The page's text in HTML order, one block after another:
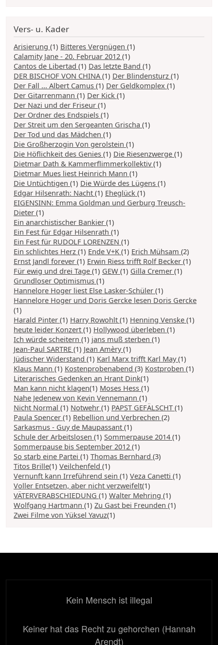
Vers- u. Kader
Arisierung (1) Bitteres Vergnügen (1)
Calamity Jane - 20. Februar 2012 (1)
Cantos de Libertad (1) Das letzte Band (1)
DER BISCHOF VON CHINA (1) Der Blindensturz (1)
Der Fall ... Albert Camus (1) Der Geldkomplex (1)
Der Gitarrenmann (1) Der Kick (1)
Der Nazi und der Friseur (1)
Der Ordner des Endspiels (1)
Der Streit um den Sergeanten Grischa (1)
Der Tod und das Mädchen (1)
Die Großherzogin Von gerolstein (1)
Die Höflichkeit des Genies (1) Die Riesenzwerge (1)
Dietmar Dath & Kammerflimmerkollektiv(1)
Dietmar Mues liest Heinrich Mann (1)
Die Untüchtigen (1) Die Würde des Lügens (1)
Edgar Hilsenrath: Nacht (1) Eheglück (1)
EIGENSINN: Emma Goldman und Gerburg Treusch-
Dieter (1)
Ein anarchistischer Bankier (1)
Ein Fest für Edgar Hilsenrath (1)
Ein Fest für RUDOLF LORENZEN (1)
Ein schlichtes Herz (1) Ende V+K (1) Erich Mühsam (2)
Ernst Jandl forever (1) Erwin Riess trifft Rolf Becker (1)
Für ewig und drei Tage (1) GEW (1) Gilla Cremer (1)
Grundloser Optimismus (1)
Hannelore Hoger liest Else Lasker-Schüler (1)
Hannelore Hoger und Doris Gercke lesen Doris Gercke
(1)
Harald Pinter (1) Harry Rowohlt (1) Henning Venske (1)
heute leider Konzert (1) Hollywood überleben (1)
Ich würde scheitern (1) jans muß sterben (1)
Jean-Paul SARTRE (1) Jean Amèry(1)
Jüdischer Widerstand (1) Karl Marx trifft Karl May(1)
Klaus Mann (1) Kostenprobenabend (3) Kostproben (1)
Literarisches Gedenken an Hrant Dink(1)
Man kann nicht klagen(1) Moses Hess (1)
Nahe Jedenew von Kevin Vennemann (1)
Nicht Normal (1) Notwehr (1) PAPST GEFÄLSCHT (1)
Paula Spencer (1) Rebellion und Verbrechen (2)
Sarkasmus - Guy de Maupassant (1)
Schule der Arbeitslosen (1) Sommerpause 2014 (1)
Sommerpause bis September 2012 (1)
So starb eine Partei (1) Thomas Bernhard (3)
Titos Brille(1) Veilchenfeld (1)
Vernunft kann Irreführend sein (1) Veza Canetti (1)
Voller Entsetzen, aber nicht verzweifelt(1)
VÄTERVERABSCHIEDUNG (1) Walter Mehring (1)
Wolfgang Hartmann (1) Zu Gast bei Freunden (1)
Zwei Filme von Yüksel Yavuz(1)
Kein Mensch ist illegal
Keiner hat das Recht zu gehorchen (Hannah
Arendt)